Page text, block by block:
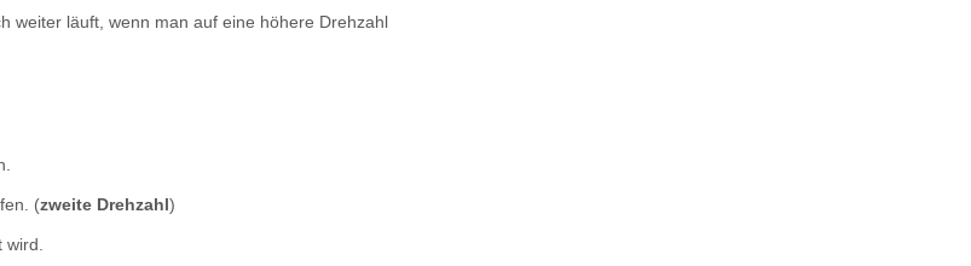
weiter läuft, wenn man auf eine höhere Drehzahl
(zweite Drehzahl)